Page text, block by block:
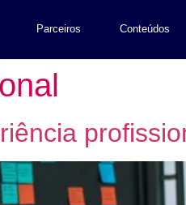
Parceiros Conteúdos